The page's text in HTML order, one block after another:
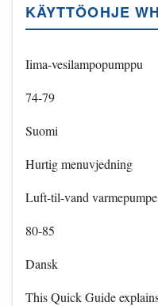
KÄYTTÖOHJE
Iima-vesilampopumppu
74-79
Suomi
Hurtig menuvjedning
Luft-til-vand varmepumpe
80-85
Dansk
This Quick Guide